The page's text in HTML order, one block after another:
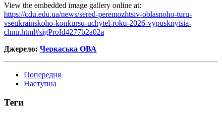
View the embedded image gallery online at:
https://cdu.edu.ua/news/sered-peremozhtsiv-oblasnoho-turu-
vseukrainskoho-konkursu-uchytel-roku-2026-vypusknytsia-
chnu.html#sigProId4277b2a02a
Джерело: Черкаська ОВА
Попередня
Наступна
Теги